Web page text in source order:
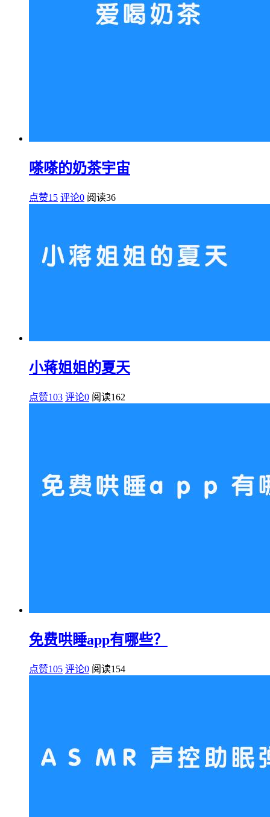
嗏嗏的奶茶宇宙
点赞15 评论0 阅读36
小蒋姐姐的夏天
点赞103 评论0 阅读162
免费哄睡app有哪些？
点赞105 评论0 阅读154